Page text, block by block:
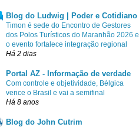
Blog do Ludwig | Poder e Cotidiano
Timon é sede do Encontro de Gestores
dos Polos Turísticos do Maranhão 2026 e
o evento fortalece integração regional
Há 2 dias
Portal AZ - Informação de verdade
Com controle e objetividade, Bélgica
vence o Brasil e vai a semifinal
Há 8 anos
Blog do John Cutrim